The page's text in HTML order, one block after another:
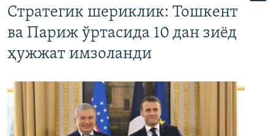
Стратегик шериклик: Тошкент
ва Париж ўртасида 10 дан зиёд
ҳужжат имзоланди